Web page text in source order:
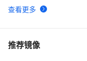
查看更多
推荐镜像